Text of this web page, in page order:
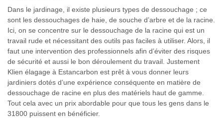
Dans le jardinage, il existe plusieurs types de dessouchage ; ce
sont les dessouchages de haie, de souche d’arbre et de la racine.
Ici, on se concentre sur le dessouchage de la racine qui est un
travail rude et nécessitant des outils pas faciles à utiliser. Alors, il
faut une intervention des professionnels afin d’éviter des risques
de sécurité et aussi le bon déroulement du travail. Justement
Klien élagage à Estancarbon est prêt à vous donner leurs
jardiniers dotés d’une expérience conséquente en matière de
dessouchage de racine en plus des matériels haut de gamme.
Tout cela avec un prix abordable pour que tous les gens dans le
31800 puissent en bénéficier.